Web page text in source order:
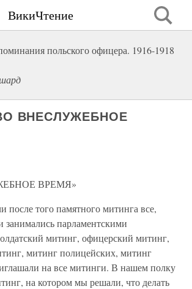
ВикиЧтение
польского офицера. 1916-1918
ВНЕСЛУЖЕБНОЕ
ВРЕМЯ»
после того памятного митинга все,
занимались парламентскими
митинг, офицерский митинг,
митинг полицейских, митинг
на все митинги. В нашем полку
на котором мы решали, что делать